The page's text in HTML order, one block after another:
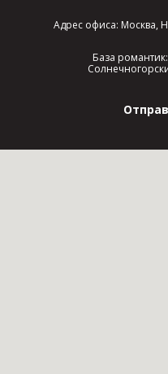
Адрес офиса: Москва,
База